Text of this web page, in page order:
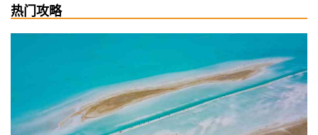
热门攻略